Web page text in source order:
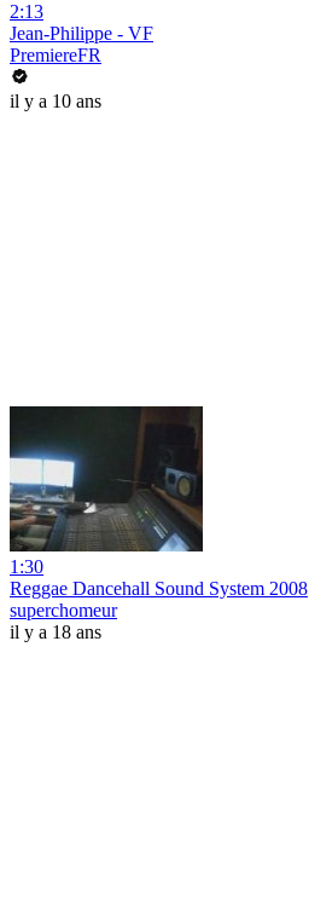
2:13
Jean-Philippe - VF
PremiereFR
il y a 10 ans
1:30
Reggae Dancehall Sound System 2008
superchomeur
il y a 18 ans